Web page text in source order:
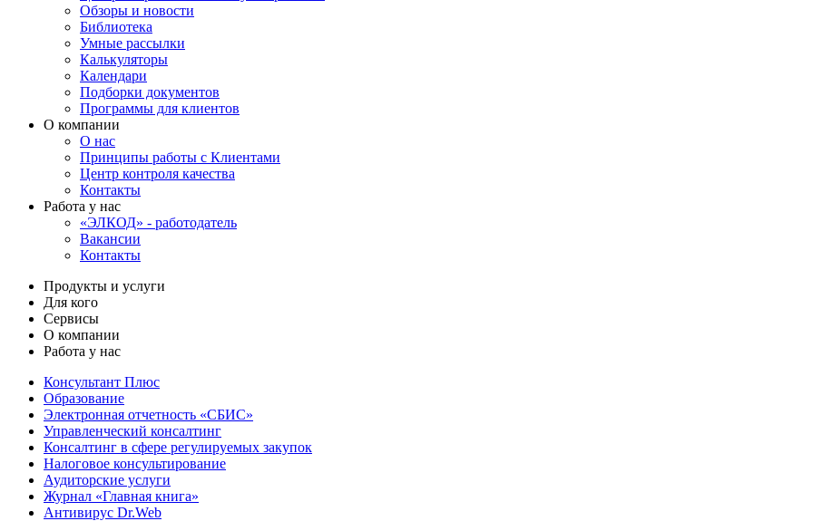
Обзоры и новости
Библиотека
Умные рассылки
Калькуляторы
Календари
Подборки документов
Программы для клиентов
О компании
О нас
Принципы работы с Клиентами
Центр контроля качества
Контакты
Работа у нас
«ЭЛКОД» - работодатель
Вакансии
Контакты
Продукты и услуги
Для кого
Сервисы
О компании
Работа у нас
Консультант Плюс
Образование
Электронная отчетность «СБИС»
Управленческий консалтинг
Консалтинг в сфере регулируемых закупок
Налоговое консультирование
Аудиторские услуги
Журнал «Главная книга»
Антивирус Dr.Web